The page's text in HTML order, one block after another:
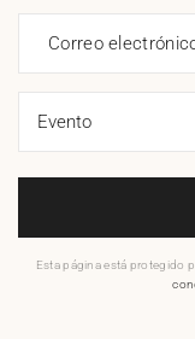
Correo
Esta página está protegido